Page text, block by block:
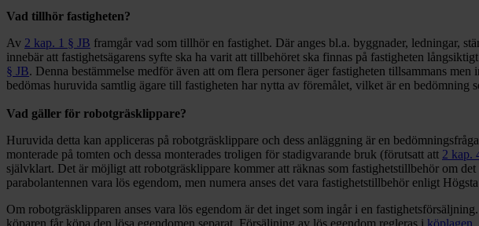
Vad tillhör fastigheten?
Av 2 kap. 1 § JB framgår vad som tillhör en fastighet. Där anges bl.a. byggnader, ledningar,
innebär att fastighetsägarens syfte ska ha varit att tillbehöret ska finnas på fastigheten
§ JB. Denna bestämmelse medför även att om flera personer äger fastigheten tillsammans
bedömas huruvida samtlig ägare till fastigheten har nytta av föremålet, vilket är en bedömning
Vad gäller för robotgräsklippare?
Huruvida detta kan appliceras på robotgräsklippare och dess anläggning är en
monterade på tomten och dessa monterades troligen för stadigvarande bruk (förutsatt att 2 kap.
självklart. Det är möjligt att robotgräsklippare kommer att räknas som fastighetstillbehör om
parabolantennen vara lös egendom, men numera anses det vara fastighetstillbehör enligt
Om robotgräsklipparen anses vara lös egendom är det inget som ingår i en
köparen får köpa den lösa egendomen separat. Försäljning av lös egendom regleras i köplagen